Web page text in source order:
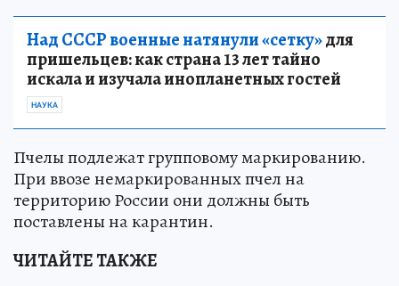
Над СССР военные натянули «сетку»для
пришельцев: как страна 13 лет тайно
искала и изучала инопланетных гостей
НАУКА
Пчелы подлежат групповому маркированию.
При ввозе немаркированных пчел на
территорию России они должны быть
поставлены на карантин.
ЧИТАЙТЕ ТАКЖЕ